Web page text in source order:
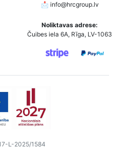
📩 info@hrcgroup.lv
Noliktavas adrese:
Čuibes iela 6A, Rīga, LV-1063
L-2025/1584